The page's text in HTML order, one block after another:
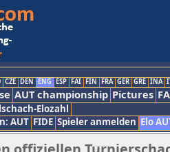
CZE DEN ENG ESP FAI FIN FRA GER GRE INA
AUT championship Pictures
Elozahl
AUT FIDE Spieler anmelden Elo